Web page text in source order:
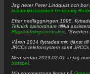
Jag heterPeter Lindquist och bor
kustradiostationen Göteborg
Efter nedläggningen 1995,
Teknisk samordnare tillika
Flygräddningscentralen ,
Våren 2014 flyttades min tjänst
JRCCs telefonsystem samt
Men sedan 2019-02-01 är jag
bildspel.